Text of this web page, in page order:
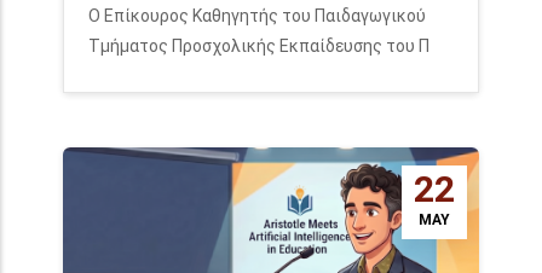
Ο Επίκουρος Καθηγητής του Παιδαγωγικού
Τμήματος Προσχολικής Εκπαίδευσης του Π
22
MAY